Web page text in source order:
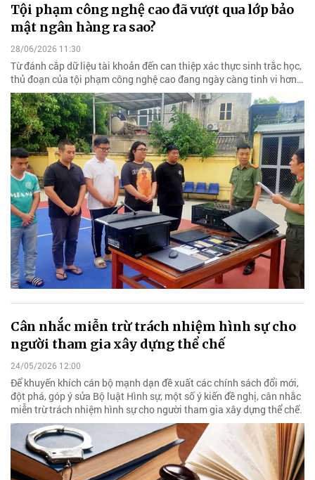
Tội phạm công nghệ cao đã vượt qua lớp bảo
mật ngân hàng ra sao?
28/06/2026 11:30
Từ đánh cắp dữ liệu tài khoản đến can thiệp xác thực sinh trắc học,
thủ đoạn của tội phạm công nghệ cao đang ngày càng tinh vi hơn…
Cân nhắc miễn trừ trách nhiệm hình sự cho
người tham gia xây dựng thể chế
24/05/2026 12:00
Để khuyến khích cán bộ mạnh dạn đề xuất các chính sách đổi mới,
đột phá, góp ý sửa Bộ luật Hình sự, một số ý kiến đề nghị, cân nhắc
miễn trừ trách nhiệm hình sự cho người tham gia xây dựng thể chế.